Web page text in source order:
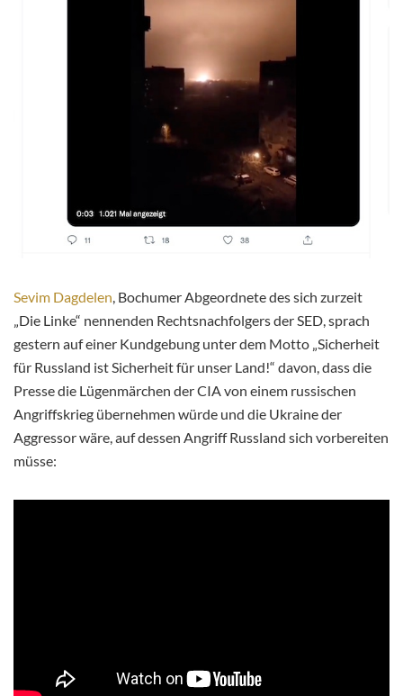
Sevim Dagdelen, Bochumer Abgeordnete des sich zurzeit
„Die Linke“ nennenden Rechtsnachfolgers der SED, sprach
gestern auf einer Kundgebung unter dem Motto „Sicherheit
für Russland ist Sicherheit für unser Land!“ davon, dass die
Presse die Lügenmärchen der CIA von einem russischen
Angriffskrieg übernehmen würde und die Ukraine der
Aggressor wäre, auf dessen Angriff Russland sich vorbereiten
müsse: